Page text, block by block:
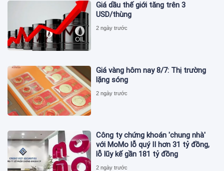
Giá dầu thế giới tăng trên 3
USD/thùng
2 ngày trước
Giá vàng hôm nay 8/7: Thị trường
lặng sóng
2 ngày trước
Công ty chứng khoán 'chung nhà'
với MoMo lỗ quý II hơn 31 tỷ đồng,
lỗ lũy kế gần 181 tỷ đồng
2 ngày trước